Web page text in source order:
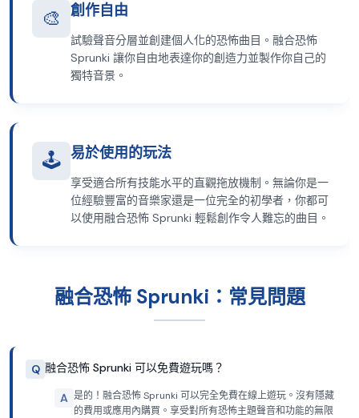
🎨 創作自由
試驗聲音分層並創建個人化的恐怖曲目。融合恐怖
Sprunki 讓你自由地表達你的創造力並製作你自己的
獨特音景。
🕹️ 易於使用的玩法
享受適合所有技能水平的直觀拖放機制。無論你是一
位經驗豐富的音樂家還是一位完全的初學者，你都可
以使用融合恐怖 Sprunki 輕鬆創作令人難忘的曲目。
融合恐怖 Sprunki：常見問題
Q 融合恐怖 Sprunki 可以免費遊玩嗎？
A 是的！融合恐怖 Sprunki 可以完全免費在線上遊玩。沒有隱藏
的費用或應用內購買。享受對所有恐怖主題聲音和功能的無限